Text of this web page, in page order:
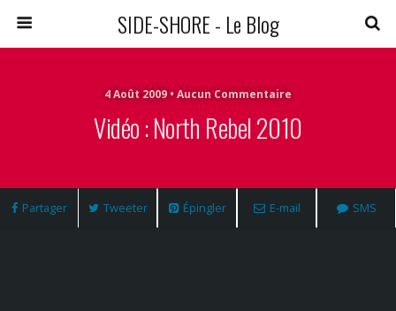
SIDE-SHORE - Le Blog
4 Août 2009 • Aucun Commentaire
Vidéo : North Rebel 2010
Partager Tweeter Épingler E-mail SMS